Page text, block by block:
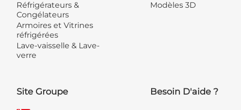
Réfrigérateurs &
Congélateurs
Armoires et Vitrines
réfrigérées
Lave-vaisselle & Lave-
verre
Modèles 3D
Site Groupe Besoin D'aide ?